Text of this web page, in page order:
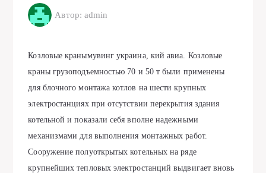
Автор: admin
Козловые кранымувинг украина, кий авиа. Козловые
краны грузоподъемностью 70 и 50 т были применены
для блочного монтажа котлов на шести крупных
электростанциях при отсутствии перекрытия здания
котельной и показали себя вполне надежными
механизмами для выполнения монтажных работ.
Сооружение полуоткрытых котельных на ряде
крупнейших тепловых электростанций выдвигает вновь